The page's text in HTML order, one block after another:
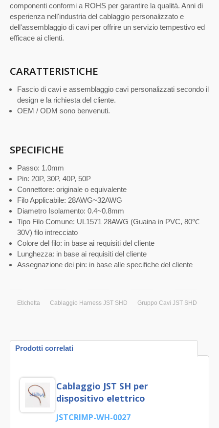
componenti conformi a ROHS per garantire la qualità. Anni di
esperienza nell'industria del cablaggio personalizzato e
dell'assemblaggio di cavi per offrire un servizio tempestivo ed
efficace ai clienti.
CARATTERISTICHE
Fascio di cavi e assemblaggio cavi personalizzati secondo il
design e la richiesta del cliente.
OEM / ODM sono benvenuti.
SPECIFICHE
Passo: 1.0mm
Pin: 20P, 30P, 40P, 50P
Connettore: originale o equivalente
Filo Applicabile: 28AWG~32AWG
Diametro Isolamento: 0.4~0.8mm
Tipo Filo Comune: UL1571 28AWG (Guaina in PVC, 80℃
30V) filo intrecciato
Colore del filo: in base ai requisiti del cliente
Lunghezza: in base ai requisiti del cliente
Assegnazione dei pin: in base alle specifiche del cliente
Etichetta Cablaggio Harness JST SHD Gruppo Cavi JST SHD
Prodotti correlati
Cablaggio JST SH per
dispositivo elettrico
JSTCRIMP-WH-0027